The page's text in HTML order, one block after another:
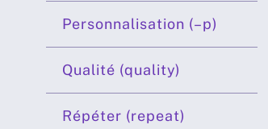
Personnalisation (–p)
Qualité (quality)
Répéter (repeat)